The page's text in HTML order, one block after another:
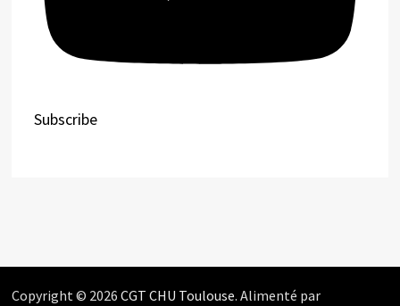
Subscribe
Copyright © 2026CGT CHU Toulouse. Alimenté par